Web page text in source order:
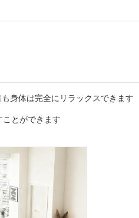
身体は完全にリラックスできます
とができます